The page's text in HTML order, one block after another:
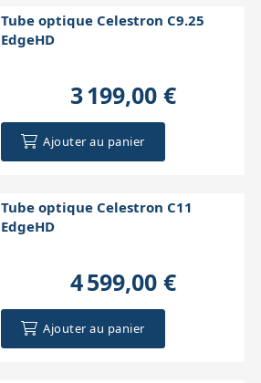
Tube optique Celestron C9.25
EdgeHD
3 199,00 €
Ajouter au panier
Tube optique Celestron C11
EdgeHD
4 599,00 €
Ajouter au panier